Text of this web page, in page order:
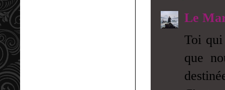
Le
Toi qui
que